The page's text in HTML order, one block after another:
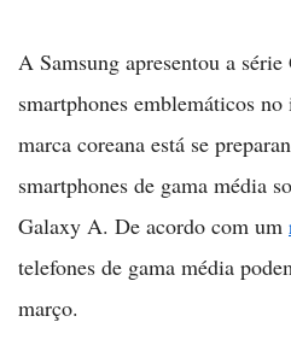
A Samsung apresentou a
smartphones emblemáticos
marca coreana está se
smartphones de gama média
Galaxy A. De acordo com um
telefones de gama média
março.